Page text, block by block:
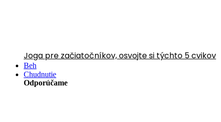
Joga pre začiatočníkov, osvojte si týchto 5 cvikov
Beh
Chudnutie
Odporúčame